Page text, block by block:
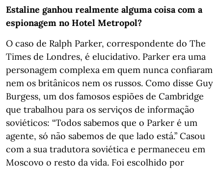
Estaline ganhou realmente alguma coisa com a
espionagem no Hotel Metropol?
O caso de Ralph Parker, correspondente do The
Times de Londres, é elucidativo. Parker era uma
personagem complexa em quem nunca confiaram
nem os britânicos nem os russos. Como disse Guy
Burgess, um dos famosos espiões de Cambridge
que trabalhou para os serviços de informação
soviéticos: “Todos sabemos que o Parker é um
agente, só não sabemos de que lado está.” Casou
com a sua tradutora soviética e permaneceu em
Moscovo o resto da vida. Foi escolhido por